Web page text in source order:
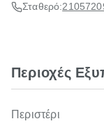
Σταθερό:
Περιοχές
Περιστέρι